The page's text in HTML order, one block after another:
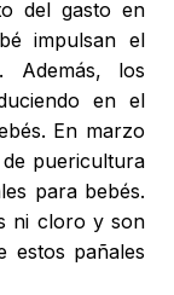
del gasto en
impulsan el
Además, los
en el
En marzo
puericultura
para bebés.
ni cloro y son
estos pañales